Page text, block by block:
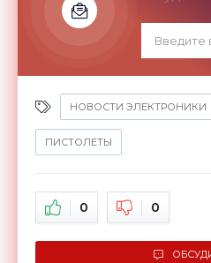
НОВОСТИ ЭЛЕКТРОНИКИ
ПИСТОЛЕТЫ
0 0